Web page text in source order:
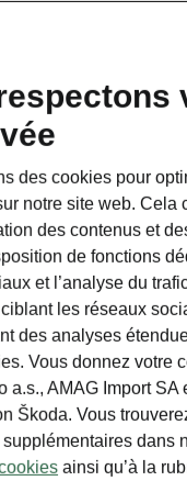
les
des cookies pour
notre site web. Cela
des contenus et
de fonctions
et l’analyse du
les réseaux
des analyses
Vous donnez votre
a.s., AMAG Import SA
Škoda. Vous
dans
ainsi qu’à la